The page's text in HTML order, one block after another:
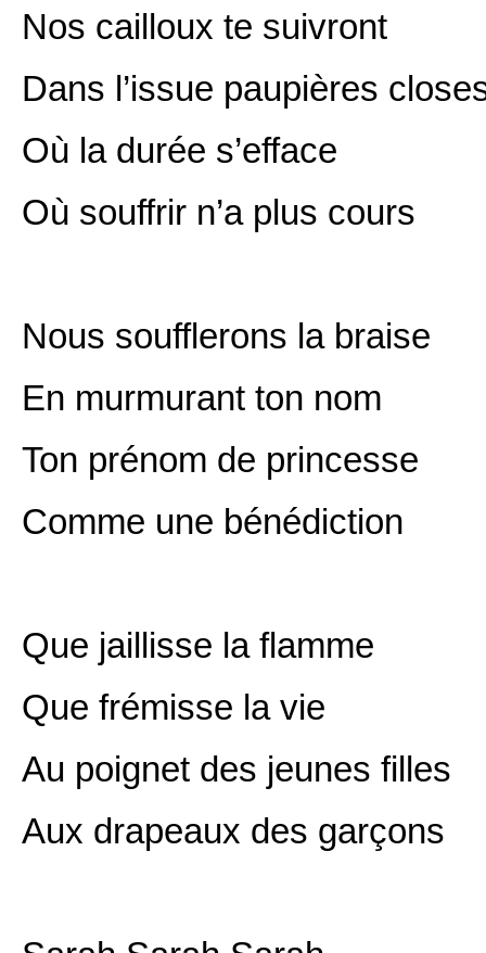
Nos cailloux te suivront
Dans l’issue paupières
Où la durée s’efface
Où souffrir n’a plus cours
Nous soufflerons la braise
En murmurant ton nom
Ton prénom de princesse
Comme une bénédiction
Que jaillisse la flamme
Que frémisse la vie
Au poignet des jeunes filles
Aux drapeaux des garçons